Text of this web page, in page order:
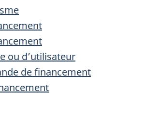
ou d’utilisateur
de financement